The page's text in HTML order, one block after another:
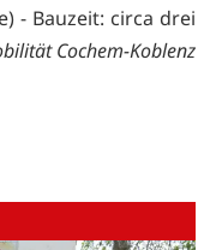
- Bauzeit: circa drei
Cochem-Koblenz